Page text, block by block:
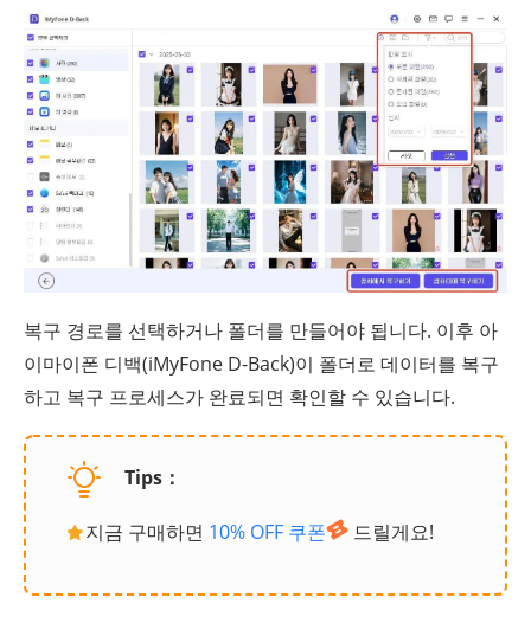
복구 경로를 선택하거나 폴더를 만들어야 됩니다. 이후 아
이마이폰 디백(iMyFone D-Back)이 폴더로 데이터를 복구
하고 복구 프로세스가 완료되면 확인할 수 있습니다.
Tips：
지금 구매하면 10% OFF 쿠폰 드릴게요!